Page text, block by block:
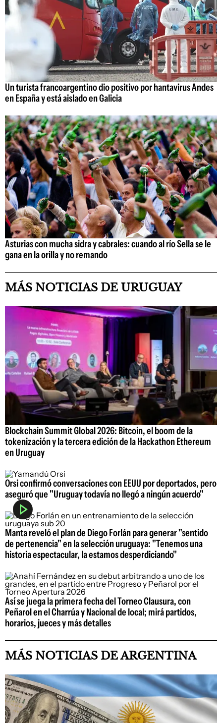
Un turista francoargentino dio positivo por hantavirus Andes
en España y está aislado en Galicia
Asturias con mucha sidra y cabrales: cuando al río Sella se le
gana en la orilla y no remando
MÁS NOTICIAS DE URUGUAY
Blockchain Summit Global 2026: Bitcoin, el boom de la
tokenización y la tercera edición de la Hackathon Ethereum
en Uruguay
Orsi confirmó conversaciones con EEUU por deportados, pero
aseguró que "Uruguay todavía no llegó a ningún acuerdo"
Manta reveló el plan de Diego Forlán para generar "sentido
de pertenencia" en la selección uruguaya: "Tenemos una
historia espectacular, la estamos desperdiciando"
Así se juega la primera fecha del Torneo Clausura, con
Peñarol en el Charrúa y Nacional de local; mirá partidos,
horarios, jueces y más detalles
MÁS NOTICIAS DE ARGENTINA